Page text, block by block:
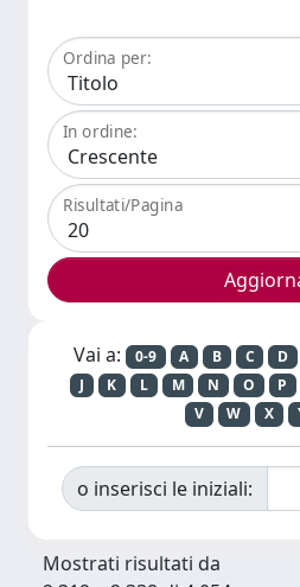
Ordina per:
In ordine:
Risultati/Pagina
Vai a: 0-9 A B C D
J
K L M N O P
V
W X
o inserisci le iniziali:
Mostrati risultati da